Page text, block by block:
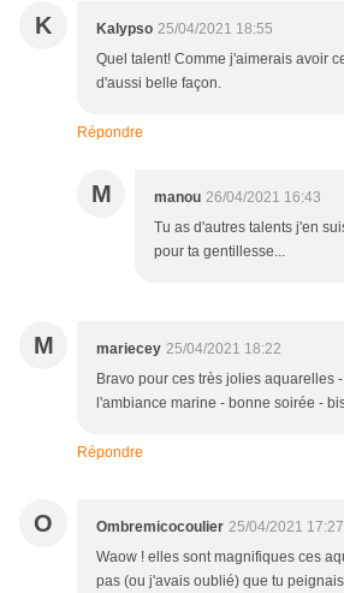
K Kalypso 25/04/2021 18:55
Quel talent! Comme j'aimerais avoir
d'aussi belle façon.
Répondre
M manou 26/04/2021 16:43
Tu as d'autres talents j'en
pour ta gentillesse...
M mariecey 25/04/2021 18:22
Bravo pour ces très jolies aquarelles
l'ambiance marine - bonne soirée -
Répondre
O Ombremicocoulier 25/04/2021 17:27
Waow ! elles sont magnifiques ces
pas (ou j'avais oublié) que tu